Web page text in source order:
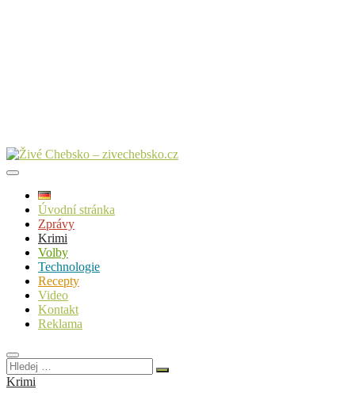
Úvodní stránka
Zprávy
Krimi
Volby
Technologie
Recepty
Video
Kontakt
Reklama
Hledej
…
Krimi